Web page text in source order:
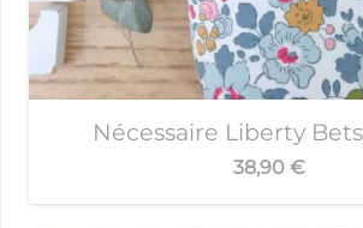
Nécessaire Liberty
38,90 €